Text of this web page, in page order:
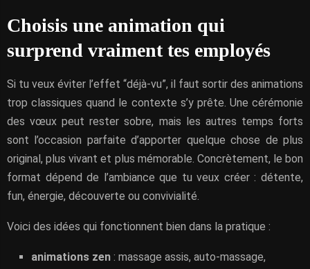
Choisis une animation qui
surprend vraiment tes employés
Si tu veux éviter l’effet “déjà-vu”, il faut sortir des animations
trop classiques quand le contexte s’y prête. Une cérémonie
des vœux peut rester sobre, mais les autres temps forts
sont l’occasion parfaite d’apporter quelque chose de plus
original, plus vivant et plus mémorable. Concrètement, le bon
format dépend de l’ambiance que tu veux créer : détente,
fun, énergie, découverte ou convivialité.
Voici des idées qui fonctionnent bien dans la pratique :
animations zen : massage assis, auto-massage,